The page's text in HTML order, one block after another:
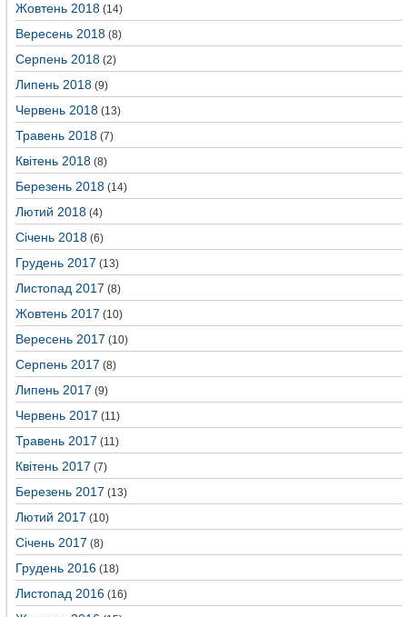
Жовтень 2018 (14)
Вересень 2018 (8)
Серпень 2018 (2)
Липень 2018 (9)
Червень 2018 (13)
Травень 2018 (7)
Квітень 2018 (8)
Березень 2018 (14)
Лютий 2018 (4)
Січень 2018 (6)
Грудень 2017 (13)
Листопад 2017 (8)
Жовтень 2017 (10)
Вересень 2017 (10)
Серпень 2017 (8)
Липень 2017 (9)
Червень 2017 (11)
Травень 2017 (11)
Квітень 2017 (7)
Березень 2017 (13)
Лютий 2017 (10)
Січень 2017 (8)
Грудень 2016 (18)
Листопад 2016 (16)